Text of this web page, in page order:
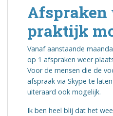
Afspraken
praktijk
Vanaf aanstaande
op 1 afspraken weer
Voor de mensen die de
afspraak via Skype te
uiteraard ook mogelijk.
Ik ben heel blij dat het